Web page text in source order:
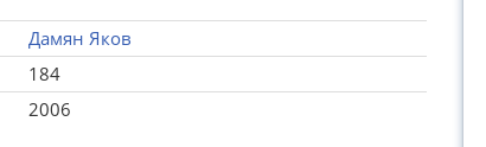
Дамян Яков
184
2006